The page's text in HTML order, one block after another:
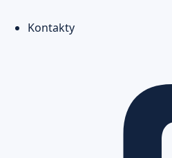
Kontakty